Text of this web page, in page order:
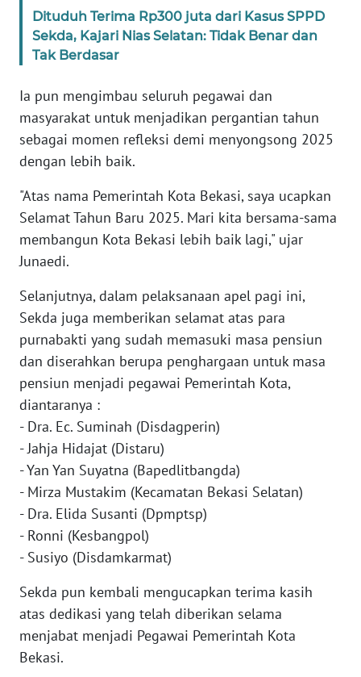
Dituduh Terima Rp300 juta dari Kasus SPPD
Sekda, Kajari Nias Selatan: Tidak Benar dan
Tak Berdasar
Ia pun mengimbau seluruh pegawai dan
masyarakat untuk menjadikan pergantian tahun
sebagai momen refleksi demi menyongsong 2025
dengan lebih baik.
"Atas nama Pemerintah Kota Bekasi, saya ucapkan
Selamat Tahun Baru 2025. Mari kita bersama-sama
membangun Kota Bekasi lebih baik lagi," ujar
Junaedi.
Selanjutnya, dalam pelaksanaan apel pagi ini,
Sekda juga memberikan selamat atas para
purnabakti yang sudah memasuki masa pensiun
dan diserahkan berupa penghargaan untuk masa
pensiun menjadi pegawai Pemerintah Kota,
diantaranya :
- Dra. Ec. Suminah (Disdagperin)
- Jahja Hidajat (Distaru)
- Yan Yan Suyatna (Bapedlitbangda)
- Mirza Mustakim (Kecamatan Bekasi Selatan)
- Dra. Elida Susanti (Dpmptsp)
- Ronni (Kesbangpol)
- Susiyo (Disdamkarmat)
Sekda pun kembali mengucapkan terima kasih
atas dedikasi yang telah diberikan selama
menjabat menjadi Pegawai Pemerintah Kota
Bekasi.
SERAMBI
WN
WN
SULTRA
NTB
WN
SULTENG
WN
SULBAR
WN
BABEL
WN
SUMBAR
WN
SUMSEL
WN
BENGKULU
WN
LAMPUNG
WN